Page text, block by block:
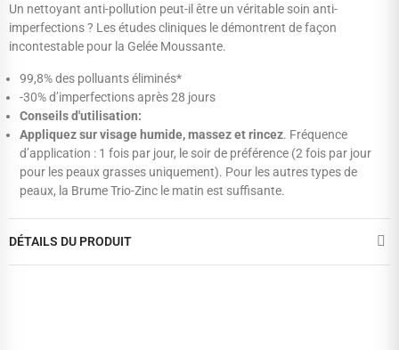
Un nettoyant anti-pollution peut-il être un véritable soin anti-
imperfections ? Les études cliniques le démontrent de façon
incontestable pour la Gelée Moussante.
99,8% des polluants éliminés*
-30% d’imperfections après 28 jours
Conseils d'utilisation:
Appliquez sur visage humide, massez et rincez. Fréquence
d’application : 1 fois par jour, le soir de préférence (2 fois par jour
pour les peaux grasses uniquement). Pour les autres types de
peaux, la Brume Trio-Zinc le matin est suffisante.
DÉTAILS DU PRODUIT